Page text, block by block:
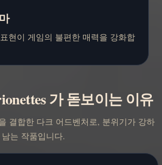
현이 게임의 불편한 매력을 강화합
가 돋보이는 이유
결합한 다크 어드벤처로, 분위기가 강하
남는 작품입니다.